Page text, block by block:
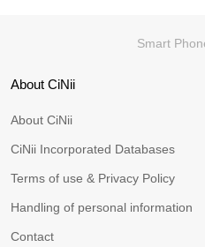
Smart
About CiNii
About CiNii
CiNii Incorporated Databases
Terms of use & Privacy Policy
Handling of personal information
Contact